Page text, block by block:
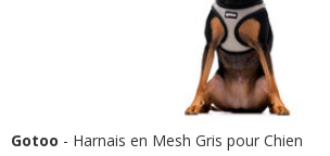
Gotoo - Harnais en Mesh Gris pour Chien